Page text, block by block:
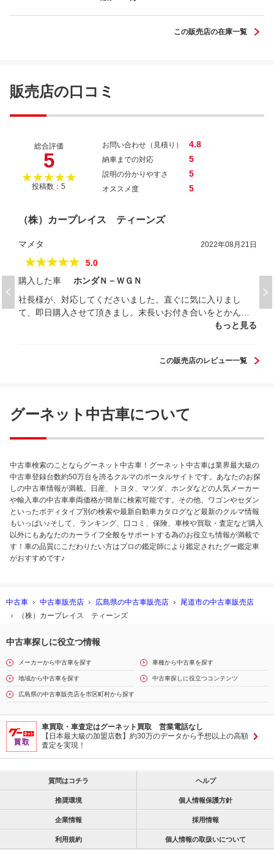
この販売店の在庫一覧
販売店の口コミ
総合評価
5
★★★★★
投稿数：5
お問い合わせ（見積り） 4.8
納車までの対応 5
説明の分かりやすさ 5
オススメ度 5
（株）カープレイス ティーンズ
マメタ 2022年08月21日
★★★★★
5.0
購入した車
ホンダＮ－ＷＧＮ
社長様が、対応してくださいました。直ぐに気に入りまし
て、即日購入させて頂きまし。末長いお付き合いをとかんじ
もっと見る
この販売店のレビュー一覧
グーネット中古車について
中古車検索のことならグーネット中古車！グーネット中古車は業界最大級の
中古車登録台数約50万台を誇るクルマのポータルサイトです。あなたのお探
しの中古車情報が満載。日産、トヨタ、マツダ、ホンダなどの人気メーカー
や輸入車の中古車車両価格が簡単に検索可能です。その他、ワゴンやセダン
といったボディタイプ別の検索や最新自動車カタログなど最新のクルマ情報
もいっぱい♪そして、ランキング、口コミ、保険、車検や買取・査定など購入
以外にもあなたのカーライフ全般をサポートする為のお役立ち情報が満載で
す！車の品質にこだわりたい方はプロの鑑定師により鑑定されたグー鑑定車
がおすすめです♪
中古車 中古車販売店 広島県の中古車販売店
尾道市の中古車販売店
（株）カープレイス ティーンズ
中古車探しに役立つ情報
メーカーから中古車を探す 車種から中古車を探す
地域から中古車を探す 中古車探しに役立つコンテンツ
広島県の中古車販売店を市区町村から探す
車買取・車査定はグーネット買取 営業電話なし
【日本最大級の加盟店数】約30万のデータから予想以上の高額
査定を実現！
質問はコチラ ヘルプ
推奨環境 個人情報保護方針
企業情報 採用情報
利用規約 個人情報の取扱いについて